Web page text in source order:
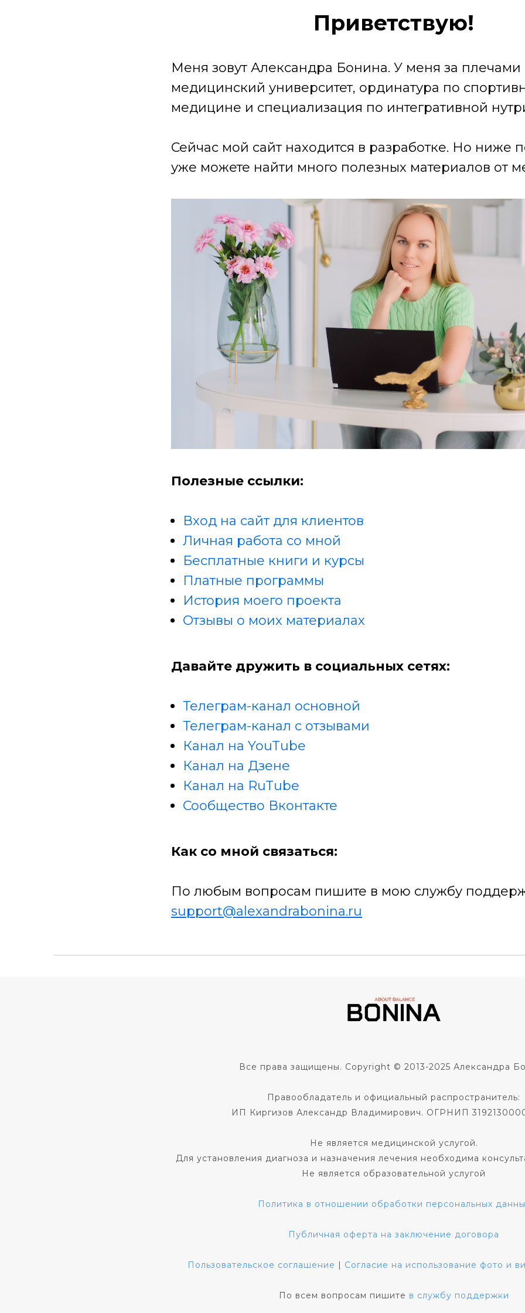
Приветствую!
Меня зовут Александра Бонина. У меня за плечами
медицинский университет, ординатура по
медицине и специализация по интегративной
Сейчас мой сайт находится в разработке. Но ниже
уже можете найти много полезных материалов от
Полезные ссылки:
Вход на сайт для клиентов
Личная работа со мной
Бесплатные книги и курсы
Платные программы
История моего проекта
Отзывы о моих материалах
Давайте дружить в социальных сетях:
Телеграм-канал основной
Телеграм-канал с отзывами
Канал на YouTube
Канал на Дзене
Канал на RuTube
Сообщество Вконтакте
Как со мной связаться:
По любым вопросам пишите в мою службу
support@alexandrabonina.ru
Все права защищены. Copyright © 2013-2025 Александра
Правообладатель и официальный распространитель:
ИП Киргизов Александр Владимирович. ОГРНИП
Не является медицинской услугой.
Для установления диагноза и назначения лечения необходима
Не является образовательной услугой
Политика в отношении обработки персональных
Публичная оферта на заключение договора
Пользовательское соглашение | Согласие на использование фото и
По всем вопросам пишите в службу поддержки